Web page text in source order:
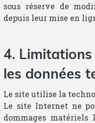
sous réserve de
depuis leur mise en
4.
les données
Le site utilise la
Le site Internet ne
dommages